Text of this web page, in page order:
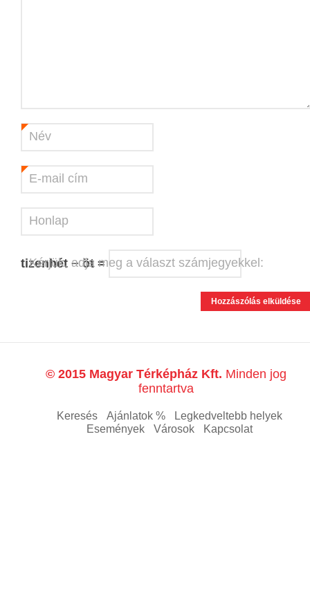
Név
E-mail cím
Honlap
Kérjük, adja meg a választ számjegyekkel:
tizenhét − öt =
© 2015 Magyar Térképház Kft. Minden jog
fenntartva
Keresés Ajánlatok %
Legkedveltebb helyek
Események
Városok Kapcsolat